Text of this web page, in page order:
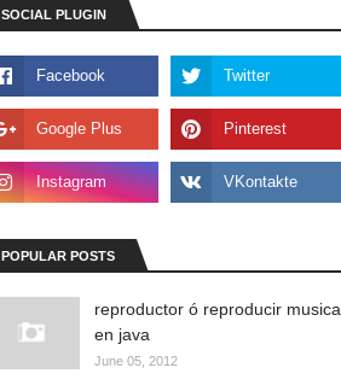
SOCIAL PLUGIN
POPULAR POSTS
reproductor ó reproducir musica
en java
June 05, 2012